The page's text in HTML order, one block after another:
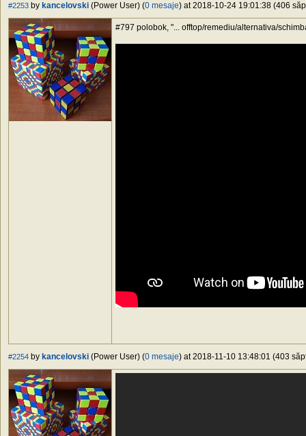
#2253 by kancelovski (Power User) (0 mesaje) at 2018-10-24 19:01:38 (406
#797 polobok, "... offtop/remediu/alternativa/
#2254 by kancelovski (Power User) (0 mesaje) at 2018-11-10 13:48:01 (403